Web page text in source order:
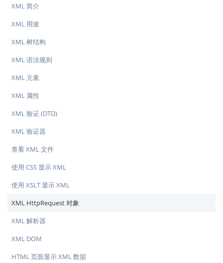
XML 简介
XML 用途
XML 树结构
XML 语法规则
XML 元素
XML 属性
XML 验证 (DTD)
XML 验证器
查看 XML 文件
使用 CSS 显示 XML
使用 XSLT 显示 XML
XML HttpRequest 对象
XML 解析器
XML DOM
HTML 页面显示 XML 数据